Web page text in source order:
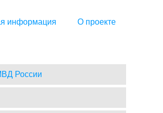
информация О проекте
России